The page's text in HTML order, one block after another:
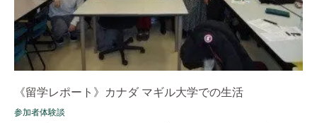
《留学レポート》カナダ マギル大学での生活
参加者体験談